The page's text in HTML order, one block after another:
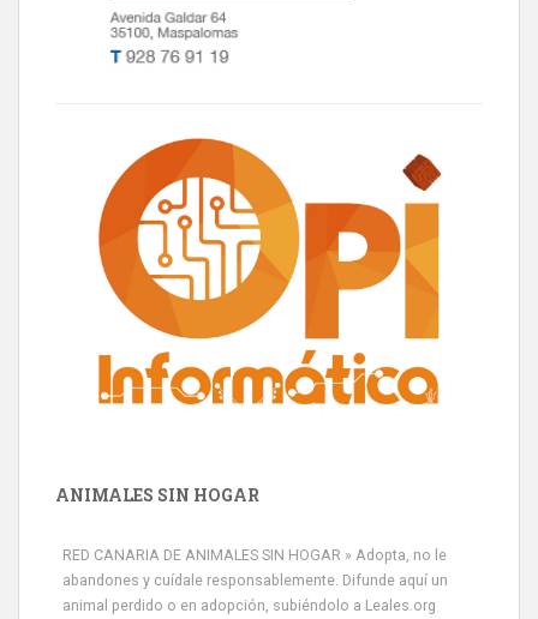
ANIMALES SIN HOGAR
RED CANARIA DE ANIMALES SIN HOGAR » Adopta, no le
abandones y cuídale responsablemente. Difunde aquí un
animal perdido o en adopción, subiéndolo a Leales.org